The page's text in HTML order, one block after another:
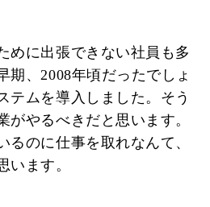
めに出張できない社員も多
期、2008年頃だったでしょ
テムを導入しました。そう
がやるべきだと思います。
るのに仕事を取れなんて、
います。